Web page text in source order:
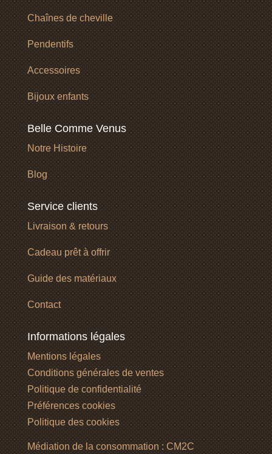
Chaînes de cheville
Pendentifs
Accessoires
Bijoux enfants
Belle Comme Venus
Notre Histoire
Blog
Service clients
Livraison & retours
Cadeau prêt à offrir
Guide des matériaux
Contact
Informations légales
Mentions légales
Conditions générales de ventes
Politique de confidentialité
Préférences cookies
Politique des cookies
Médiation de la consommation : CM2C